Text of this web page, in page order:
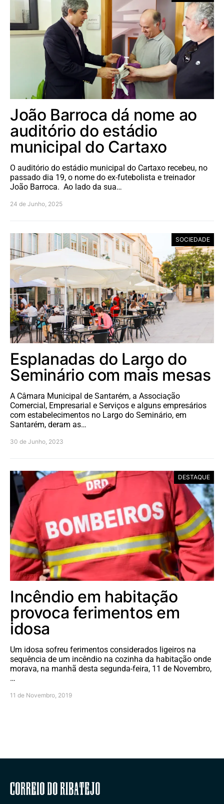
João Barroca dá nome ao
auditório do estádio
municipal do Cartaxo
O auditório do estádio municipal do Cartaxo recebeu, no
passado dia 19, o nome do ex-futebolista e treinador
João Barroca. Ao lado da sua…
24 de Junho, 2025
SOCIEDADE
Esplanadas do Largo do
Seminário com mais mesas
A Câmara Municipal de Santarém, a Associação
Comercial, Empresarial e Serviços e alguns empresários
com estabelecimentos no Largo do Seminário, em
Santarém, deram as…
30 de Junho, 2023
DESTAQUE
Incêndio em habitação
provoca ferimentos em
idosa
Um idosa sofreu ferimentos considerados ligeiros na
sequência de um incêndio na cozinha da habitação onde
morava, na manhã desta segunda-feira, 11 de Novembro,
…
11 de Novembro, 2019
Correio do Ribatejo